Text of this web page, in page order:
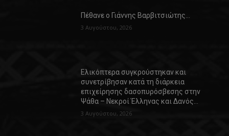
Πέθανε ο Γιάννης Βαρβιτσιώτης…
3 Αυγούστου, 2026
Ελικόπτερα συγκρούστηκαν και
συνετρίβησαν κατά τη διάρκεια
επιχείρησης δασοπυρόσβεσης στην
Ψάθα – Νεκροί Έλληνας και Δανός…
3 Αυγούστου, 2026